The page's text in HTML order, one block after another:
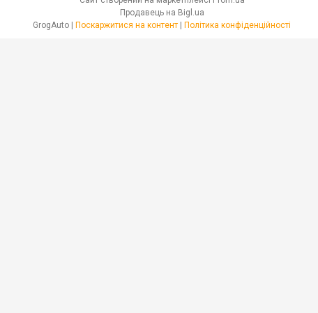
Продавець на Bigl.ua
GrogAuto | Поскаржитися на контент | Політика конфіденційності